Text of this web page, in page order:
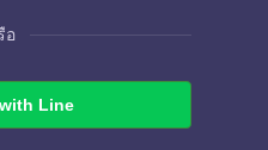
อ
Line